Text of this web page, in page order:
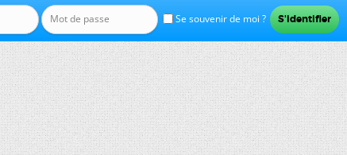
Se souvenir de moi ?